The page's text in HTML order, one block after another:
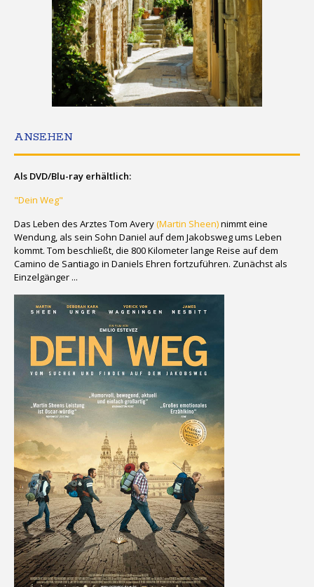
ANSEHEN
Als DVD/Blu-ray erhältlich:
"Dein Weg"
Das Leben des Arztes Tom Avery(Martin Sheen)nimmt eine
Wendung, als sein Sohn Daniel auf dem Jakobsweg ums Leben
kommt. Tom beschließt, die 800 Kilometer lange Reise auf dem
Camino de Santiago in Daniels Ehren fortzuführen. Zunächst als
Einzelgänger ...